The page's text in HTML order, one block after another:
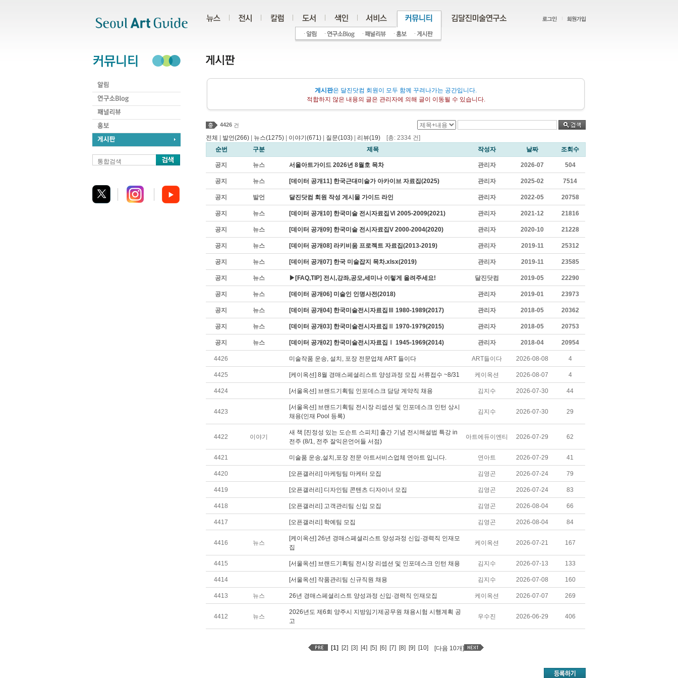
통합검색
게시판은 달진닷컴 회원이 모두 함께 꾸려나가는 공간입니다.
적합하지 않은 내용의 글은 관리자에 의해 글이 이동될 수 있습니다.
4426 건
전체 발언(266) 뉴스(1275) 이야기(671) 질문(103) 리뷰(19) [총: 2334 건]
순번
구분 제목 작성자 날짜 조회수
공지 뉴스 서울아트가이드 2026년 8월호 목차 관리자 2026-07 504
공지 뉴스 [데이터 공개11] 한국근대미술가 아카이브 자료집(2025) 관리자 2025-02 7514
공지 발언 달진닷컴 회원 작성 게시물 가이드 라인 관리자 2022-05 20758
공지 뉴스 [데이터 공개10] 한국미술 전시자료집Ⅵ 2005-2009(2021) 관리자 2021-12 21816
공지 뉴스 [데이터 공개09] 한국미술 전시자료집V 2000-2004(2020) 관리자 2020-10 21228
공지 뉴스 [데이터 공개08] 라키비움 프로젝트 자료집(2013-2019) 관리자 2019-11 25312
공지 뉴스 [데이터 공개07] 한국 미술잡지 목차.xlsx(2019) 관리자 2019-11 23585
공지 뉴스 ▶[FAQ,TIP] 전시,강좌,공모,세미나 이렇게 올려주세요! 달진닷컴 2019-05 22290
공지 뉴스 [데이터 공개06] 미술인 인명사전(2018) 관리자 2019-01 23973
공지 뉴스 [데이터 공개04] 한국미술전시자료집Ⅲ 1980-1989(2017) 관리자 2018-05 20362
공지 뉴스 [데이터 공개03] 한국미술전시자료집Ⅱ 1970-1979(2015) 관리자 2018-05 20753
공지 뉴스 [데이터 공개02] 한국미술전시자료집Ⅰ 1945-1969(2014) 관리자 2018-04 20954
4426 미술작품 운송, 설치, 포장 전문업체 ART 들이다 ART들이다 2026-08-08 4
4425 [케이옥션] 8월 경매스페셜리스트 양성과정 모집 서류접수 ~8/31 케이옥션 2026-08-07 4
4424 [서울옥션] 브랜드기획팀 인포데스크 담당 계약직 채용 김지수 2026-07-30 44
4423
[서울옥션] 브랜드기획팀 전시장 리셉션 및 인포데스크 인턴 상시
채용(인재 Pool 등록)
김지수 2026-07-30 29
4422 이야기
새 책 [진정성 있는 도슨트 스피치] 출간 기념 전시해설법 특강 in
전주 (8/1, 전주 잘익은언어들 서점)
아트에듀이엔티 2026-07-29 62
4421 미술품 운송,설치,포장 전문 아트서비스업체 연아트 입니다. 연아트 2026-07-29 41
4420 [오픈갤러리] 마케팅팀 마케터 모집 김영곤 2026-07-24 79
4419 [오픈갤러리] 디자인팀 콘텐츠 디자이너 모집 김영곤 2026-07-24 83
4418 [오픈갤러리] 고객관리팀 신입 모집 김영곤 2026-08-04 66
4417 [오픈갤러리] 학예팀 모집 김영곤 2026-08-04 84
4416 뉴스
[케이옥션] 26년 경매스페셜리스트 양성과정 신입·경력직 인재모
집
케이옥션 2026-07-21 167
4415 [서울옥션] 브랜드기획팀 전시장 리셉션 및 인포데스크 인턴 채용 김지수 2026-07-13 133
4414 [서울옥션] 작품관리팀 신규직원 채용 김지수 2026-07-08 160
4413 뉴스 26년 경매스페셜리스트 양성과정 신입·경력직 인재모집 케이옥션 2026-07-07 269
4412 뉴스
2026년도 제6회 양주시 지방임기제공무원 채용시험 시행계획 공
고
우수진 2026-06-29 406
[1] [2] [3] [4] [5] [6] [7] [8] [9] [10] [다음 10개]